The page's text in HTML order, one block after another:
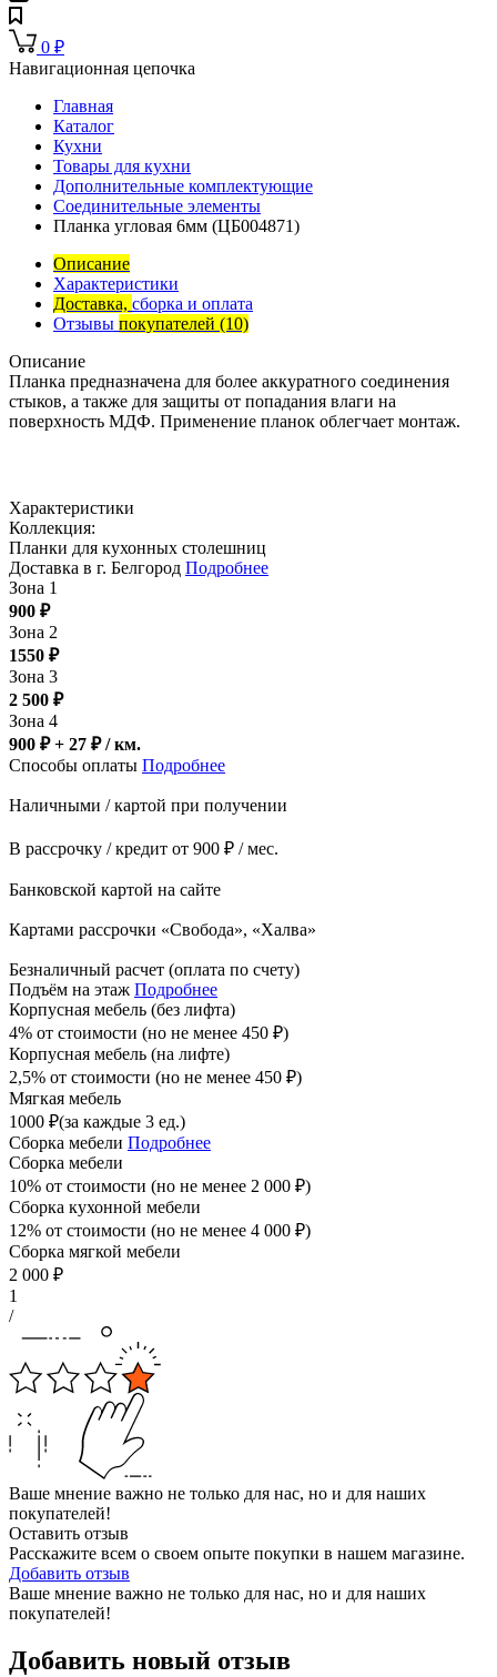
0 ₽
Навигационная цепочка
Главная
Каталог
Кухни
Товары для кухни
Дополнительные комплектующие
Соединительные элементы
Планка угловая 6мм (ЦБ004871)
Описание
Характеристики
Доставка, сборка и оплата
Отзывы покупателей (10)
Описание
Планка предназначена для более аккуратного соединения
стыков, а также для защиты от попадания влаги на
поверхность МДФ. Применение планок облегчает монтаж.
Характеристики
Коллекция:
Планки для кухонных столешниц
Доставка в г. Белгород Подробнее
Зона 1
900 ₽
Зона 2
1550 ₽
Зона 3
2 500 ₽
Зона 4
900 ₽ + 27 ₽/ км.
Способы оплаты Подробнее
Наличными / картой при получении
В рассрочку / кредит от 900 ₽ / мес.
Банковской картой на сайте
Картами рассрочки «Свобода», «Халва»
Безналичный расчет (оплата по счету)
Подъём на этаж Подробнее
Корпусная мебель (без лифта)
4% от стоимости (но не менее 450 ₽)
Корпусная мебель (на лифте)
2,5% от стоимости (но не менее 450 ₽)
Мягкая мебель
1000 ₽(за каждые 3 ед.)
Сборка мебели Подробнее
Сборка мебели
10% от стоимости (но не менее 2 000 ₽)
Сборка кухонной мебели
12% от стоимости (но не менее 4 000 ₽)
Сборка мягкой мебели
2 000 ₽
1
/
Ваше мнение важно не только для нас, но и для наших
покупателей!
Оставить отзыв
Расскажите всем о своем опыте покупки в нашем магазине.
Добавить отзыв
Ваше мнение важно не только для нас, но и для наших
покупателей!
Добавить новый отзыв